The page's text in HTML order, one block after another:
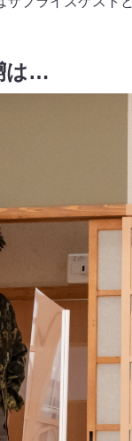
は…